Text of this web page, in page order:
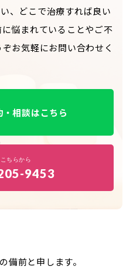
、どこで治療すれば良い
悩まれていることやご不
ぞお気軽にお問い合わせく
相談はこちら
ちらから
9453
備前と申します。